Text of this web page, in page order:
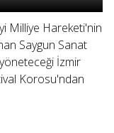
Milliye Hareketi'nin
Saygun Sanat
İzmir
Korosu'ndan